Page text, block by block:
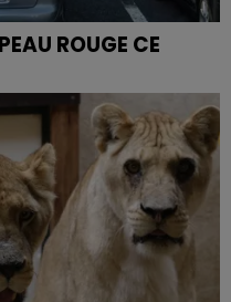
ROUGE CE